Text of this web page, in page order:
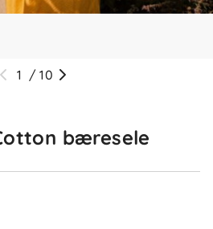
1 / 10
bæresele